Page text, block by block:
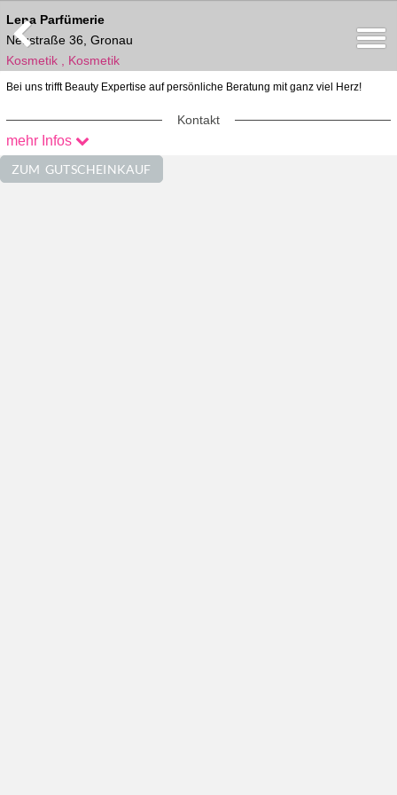
Lena Parfümerie
Neustraße 36, Gronau
Kosmetik , Kosmetik
Bei uns trifft Beauty Expertise auf persönliche Beratung mit ganz viel Herz!
Kontakt
02562/20235
info@lena-parfuemerie.de
mehr Infos
ZUM GUTSCHEINKAUF